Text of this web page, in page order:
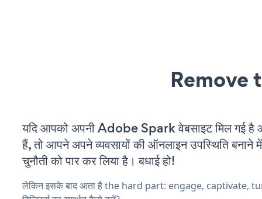
Remove
यदि आपको अपनी Adobe Spark वेबसाइट मिल गई
हैं, तो आपने अपने व्यवसायों की ऑनलाइन उपस्थिति बनाने
चुनौती को पार कर लिया है। बधाई हो!
लेकिन इसके बाद आता है the hard part: engage, captivate,